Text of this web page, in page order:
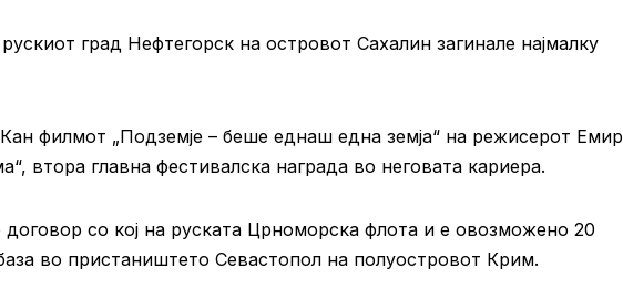
град Нефтегорск на островот Сахалин загинале најмалку
филмот „Подземје – беше еднаш една земја“ на режисерот Емир
втора главна фестивалска награда во неговата кариера.
договор со кој на руската Црноморска флота и е овозможено 20
во пристаништето Севастопол на полуостровот Крим.